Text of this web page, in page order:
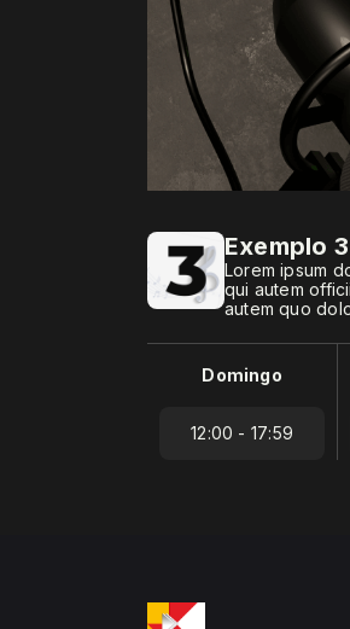
Exemplo 3
Lorem ipsum
qui autem
autem quo
Domingo
12:00 - 17:59